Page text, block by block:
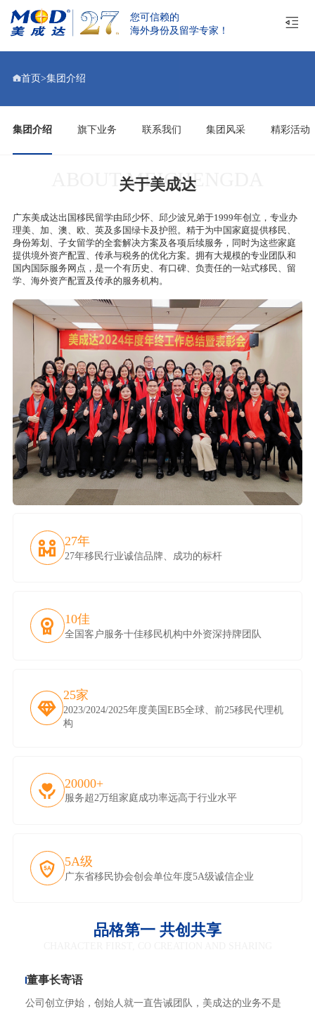
您可信赖的
海外身份及留学专家！
首页>集团介绍
集团介绍 旗下业务 联系我们 集团风采 精彩活动
ABOUT MEICHENGDA
关于美成达
广东美成达出国移民留学由邱少怀、邱少波兄弟于1999年创立，专业办
理美、加、澳、欧、英及多国绿卡及护照。精于为中国家庭提供移民、
身份筹划、子女留学的全套解决方案及各项后续服务，同时为这些家庭
提供境外资产配置、传承与税务的优化方案。拥有大规模的专业团队和
国内国际服务网点，是一个有历史、有口碑、负责任的一站式移民、留
学、海外资产配置及传承的服务机构。
27年
27年移民行业诚信品牌、成功的标杆
10佳
全国客户服务十佳移民机构中外资深持牌团队
25家
2023/2024/2025年度美国EB5全球、前25移民代理机
构
20000+
服务超2万组家庭成功率远高于行业水平
5A级
广东省移民协会创会单位年度5A级诚信企业
品格第一 共创共享
董事长寄语
公司创立伊始，创始人就一直告诫团队，美成达的业务不是